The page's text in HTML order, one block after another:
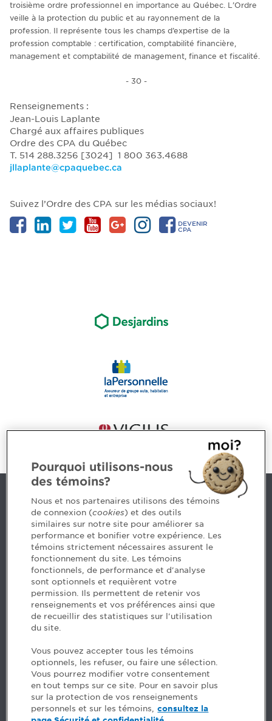
troisième ordre professionnel en importance au Québec. L’Ordre
veille à la protection du public et au rayonnement de la
profession. Il représente tous les champs d’expertise de la
profession comptable : certification, comptabilité financière,
management et comptabilité de management, finance et fiscalité.
- 30 -
Renseignements :
Jean-Louis Laplante
Chargé aux affaires publiques
Ordre des CPA du Québec
T. 514 288.3256 [3024] 1 800 363.4688
jllaplante@cpaquebec.ca
Suivez l’Ordre des CPA sur les médias sociaux!
DEVENIR
CPA
Nous joindre
5, Place Ville Marie, bureau 800, Montréal (Québec)
H3B 2G2
www.cpaquebec.ca
Des questions? Faites appel à notre équipe >
Envie de mettre de l’Ordre dans votre carrière? Voyez
les postes disponibles >
Facebook - Devenir CPA
Instagram
LinkedIn - CPA
LinkedIn - 20 minutes CPA
LinkedIn - Emploi CPA
TikTok
Pourquoi utilisons-nous
des témoins?
Nous et nos partenaires utilisons des témoins
de connexion (cookies) et des outils
similaires sur notre site pour améliorer sa
performance et bonifier votre expérience. Les
témoins strictement nécessaires assurent le
fonctionnement du site. Les témoins
fonctionnels, de performance et d'analyse
sont optionnels et requièrent votre
permission. Ils permettent de retenir vos
renseignements et vos préférences ainsi que
de recueillir des statistiques sur l'utilisation
du site.
Vous pouvez accepter tous les témoins
optionnels, les refuser, ou faire une sélection.
Vous pourrez modifier votre consentement
en tout temps sur ce site. Pour en savoir plus
sur la protection de vos renseignements
personnels et sur les témoins, consultez la